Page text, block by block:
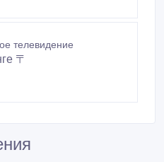
телевидение
〒